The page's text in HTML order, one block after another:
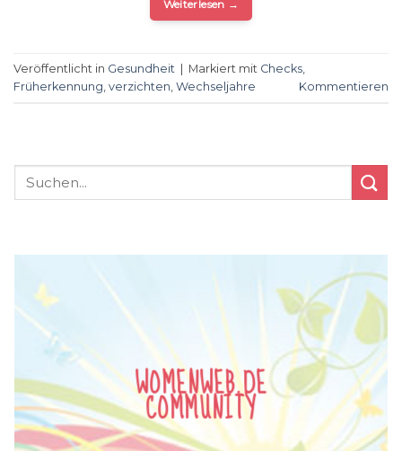
Weiterlesen →
Veröffentlicht in Gesundheit | Markiert mit Checks
Früherkennung verzichten Wechseljahre Kommentieren
WOMENWEB.DE
COMMUNITY